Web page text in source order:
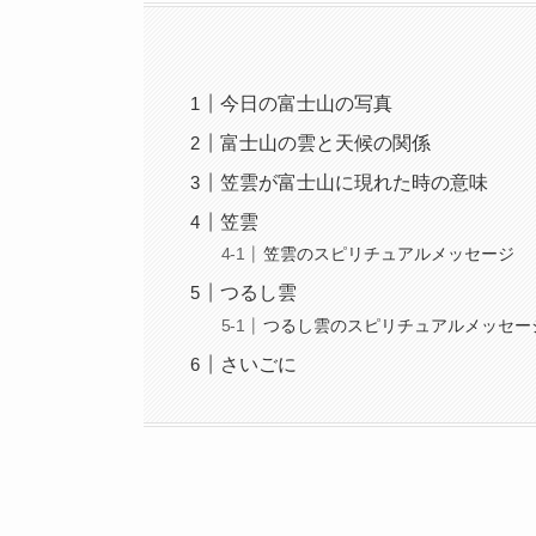
今日の富士山の写真
富士山の雲と天候の関係
笠雲が富士山に現れた時の意味
笠雲
笠雲のスピリチュアルメッセージ
つるし雲
つるし雲のスピリチュアルメッセー
さいごに